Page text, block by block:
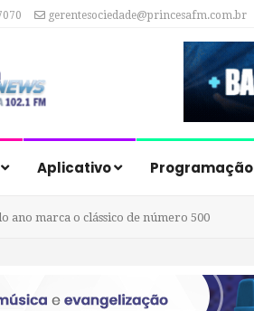
gerentesociedade@princesafm.com.br
Aplicativo Programação
ano marca o clássico de número 500